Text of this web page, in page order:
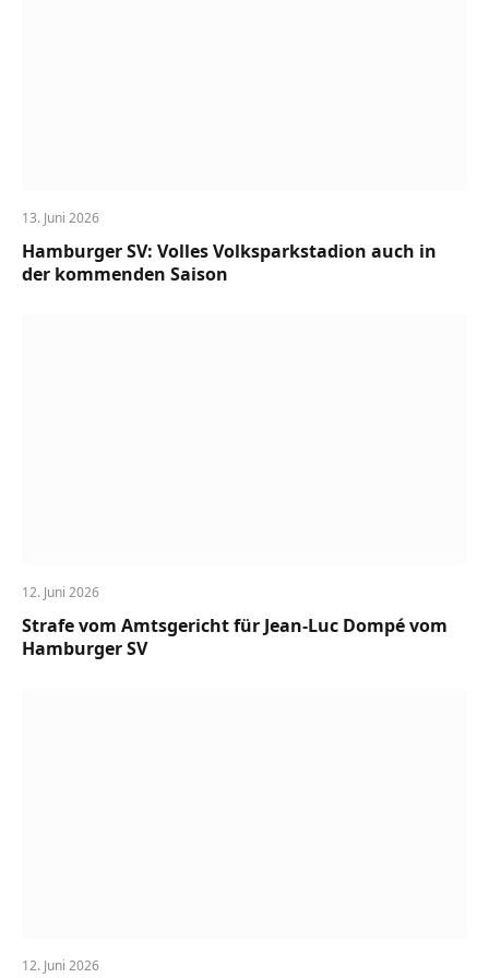
13. Juni 2026
Hamburger SV: Volles Volksparkstadion auch in
der kommenden Saison
12. Juni 2026
Strafe vom Amtsgericht für Jean-Luc Dompé vom
Hamburger SV
12. Juni 2026